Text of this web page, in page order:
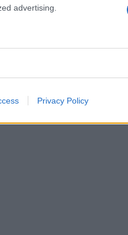
advertising.
Privacy Policy